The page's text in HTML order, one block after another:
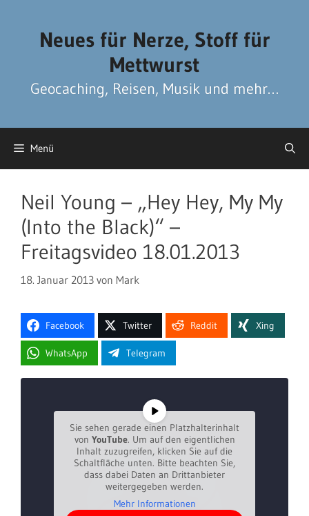
Neues für Nerze, Stoff für
Mettwurst
Geocaching, Reisen, Musik und mehr…
Menü
Neil Young – „Hey Hey, My My
(Into the Black)“ –
Freitagsvideo 18.01.2013
18. Januar 2013 von Mark
Facebook Twitter Reddit Xing
WhatsApp Telegram
Sie sehen gerade einen Platzhalterinhalt
von YouTube. Um auf den eigentlichen
Inhalt zuzugreifen, klicken Sie auf die
Schaltfläche unten. Bitte beachten Sie,
dass dabei Daten an Drittanbieter
weitergegeben werden.
Mehr Informationen